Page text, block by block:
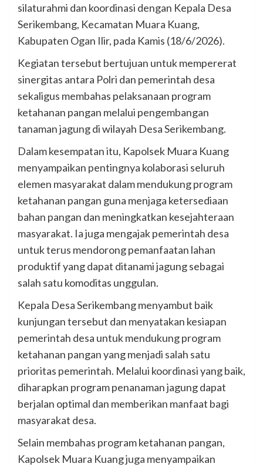
silaturahmi dan koordinasi dengan Kepala Desa
Serikembang, Kecamatan Muara Kuang,
Kabupaten Ogan Ilir, pada Kamis (18/6/2026).
Kegiatan tersebut bertujuan untuk mempererat
sinergitas antara Polri dan pemerintah desa
sekaligus membahas pelaksanaan program
ketahanan pangan melalui pengembangan
tanaman jagung di wilayah Desa Serikembang.
Dalam kesempatan itu, Kapolsek Muara Kuang
menyampaikan pentingnya kolaborasi seluruh
elemen masyarakat dalam mendukung program
ketahanan pangan guna menjaga ketersediaan
bahan pangan dan meningkatkan kesejahteraan
masyarakat. Ia juga mengajak pemerintah desa
untuk terus mendorong pemanfaatan lahan
produktif yang dapat ditanami jagung sebagai
salah satu komoditas unggulan.
Kepala Desa Serikembang menyambut baik
kunjungan tersebut dan menyatakan kesiapan
pemerintah desa untuk mendukung program
ketahanan pangan yang menjadi salah satu
prioritas pemerintah. Melalui koordinasi yang baik,
diharapkan program penanaman jagung dapat
berjalan optimal dan memberikan manfaat bagi
masyarakat desa.
Selain membahas program ketahanan pangan,
Kapolsek Muara Kuang juga menyampaikan